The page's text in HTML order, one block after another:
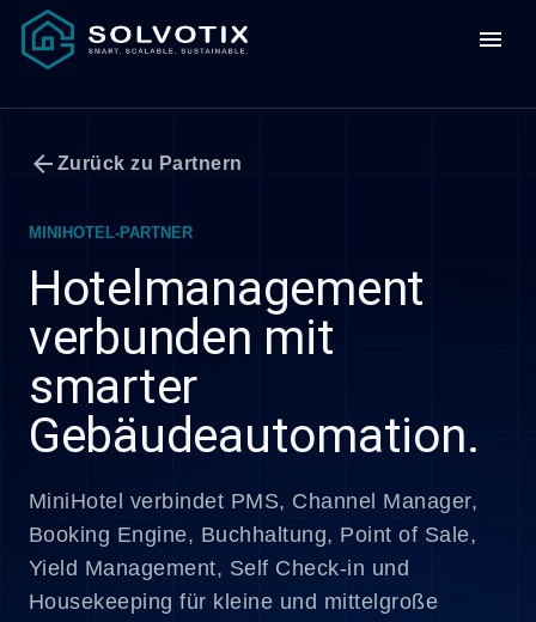
menu
arrow_back Zurück zu Partnern
MINIHOTEL-PARTNER
Hotelmanagement
verbunden mit
smarter
Gebäudeautomation.
MiniHotel verbindet PMS, Channel Manager,
Booking Engine, Buchhaltung, Point of Sale,
Yield Management, Self Check-in und
Housekeeping für kleine und mittelgroße